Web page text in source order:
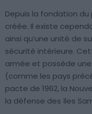
Depuis la fondation du
créée. Il existe
ainsi qu’une unité de
sécurité intérieure.
armée et possède
(comme les pays
pacte de 1962, la
la défense des îles